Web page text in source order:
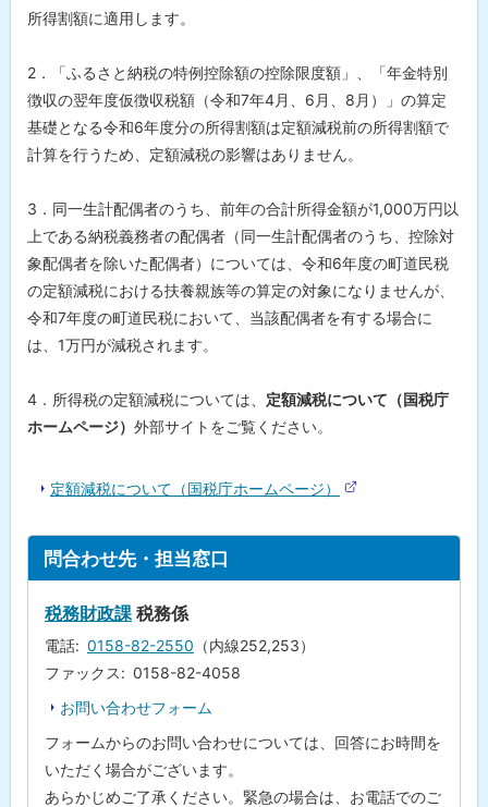
に
る
所得割額に適用します。
2．「ふるさと納税の特例控除額の控除限度額」、「年金特別
徴収の翌年度仮徴収税額（令和7年4月、6月、8月）」の算定
基礎となる令和6年度分の所得割額は定額減税前の所得割額で
計算を行うため、定額減税の影響はありません。
3．同一生計配偶者のうち、前年の合計所得金額が1,000万円以
上である納税義務者の配偶者（同一生計配偶者のうち、控除対
象配偶者を除いた配偶者）については、令和6年度の町道民税
の定額減税における扶養親族等の算定の対象になりませんが、
令和7年度の町道民税において、当該配偶者を有する場合に
は、1万円が減税されます。
4．所得税の定額減税については、 定額減税について（国税庁
ホームページ） 外部サイトをご覧ください。
定額減税について（国税庁ホームページ）
部
ト
問合わせ先・担当窓口
税務財政課 税務係
電話 0158-82-2550 （内線252,253）
ファックス
0158-82-4058
お問い合わせフォーム
フォームからのお問い合わせについては、回答にお時間を
いただく場合がございます。
あらかじめご了承ください。緊急の場合は、お電話でのご